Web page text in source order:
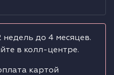
недель до 4 месяцев.
в колл-центре.
картой